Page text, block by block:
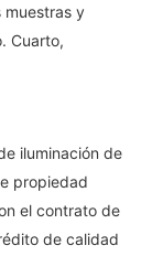
muestras y
Cuarto,
iluminación de
propiedad
el contrato de
de calidad